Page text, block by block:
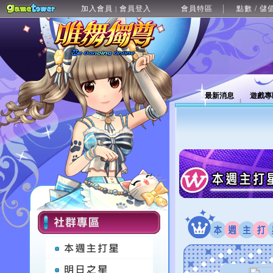
加入會員 | 會員登入 會員特區 點數 / 儲
最新消息 遊戲